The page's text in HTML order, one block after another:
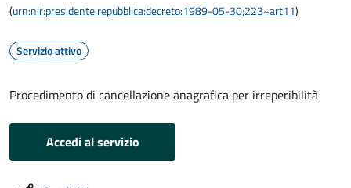
(urn:nir:presidente.repubblica:decreto:1989-05-30;223~art11)
Servizio attivo
Procedimento di cancellazione anagrafica per irreperibilità
Accedi al servizio